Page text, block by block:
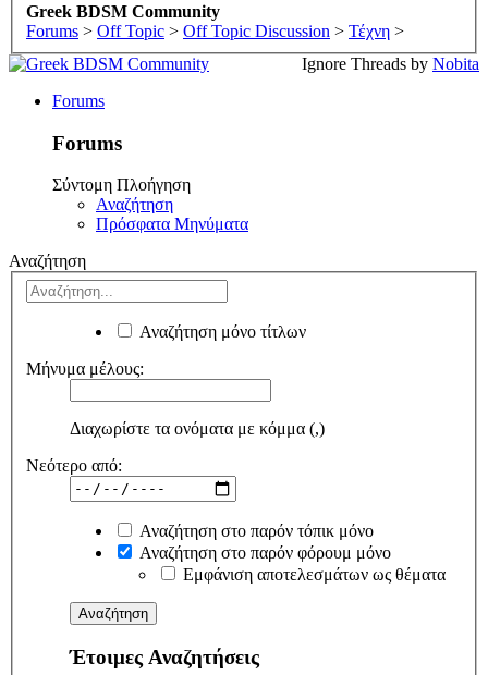
Greek BDSM Community
Forums > Off Topic > Off Topic Discussion > Τέχνη >
Ignore Threads by Nobita
Forums
Forums
Σύντομη Πλοήγηση
Αναζήτηση
Πρόσφατα Μηνύματα
Αναζήτηση
Αναζήτηση μόνο τίτλων
Μήνυμα μέλους:
Διαχωρίστε τα ονόματα με κόμμα (,)
Νεότερο από:
Αναζήτηση στο παρόν τόπικ μόνο
Αναζήτηση στο παρόν φόρουμ μόνο
Εμφάνιση αποτελεσμάτων ως θέματα
Έτοιμες Αναζητήσεις